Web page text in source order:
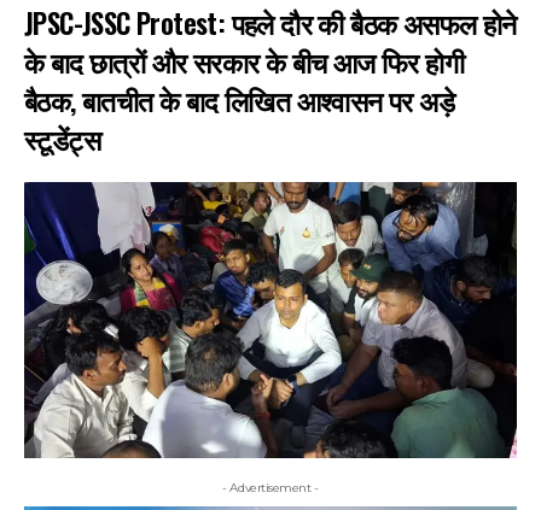
JPSC-JSSC Protest: पहले दौर की बैठक असफल होने
के बाद छात्रों और सरकार के बीच आज फिर होगी
बैठक, बातचीत के बाद लिखित आश्वासन पर अड़े
स्टूडेंट्स
- Advertisement -